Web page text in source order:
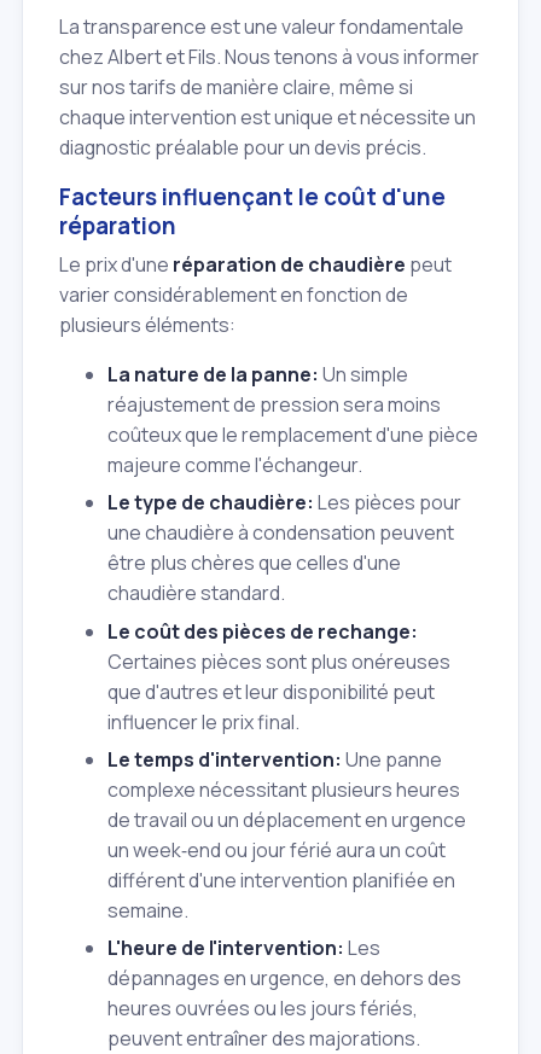
La transparence est une valeur fondamentale
chez Albert et Fils. Nous tenons à vous informer
sur nos tarifs de manière claire, même si
chaque intervention est unique et nécessite un
diagnostic préalable pour un devis précis.
Facteurs influençant le coût d'une
réparation
Le prix d'une réparation de chaudière peut
varier considérablement en fonction de
plusieurs éléments:
La nature de la panne: Un simple
réajustement de pression sera moins
coûteux que le remplacement d'une pièce
majeure comme l'échangeur.
Le type de chaudière: Les pièces pour
une chaudière à condensation peuvent
être plus chères que celles d'une
chaudière standard.
Le coût des pièces de rechange:
Certaines pièces sont plus onéreuses
que d'autres et leur disponibilité peut
influencer le prix final.
Le temps d'intervention: Une panne
complexe nécessitant plusieurs heures
de travail ou un déplacement en urgence
un week‑end ou jour férié aura un coût
différent d'une intervention planifiée en
semaine.
L'heure de l'intervention: Les
dépannages en urgence, en dehors des
heures ouvrées ou les jours fériés,
peuvent entraîner des majorations.